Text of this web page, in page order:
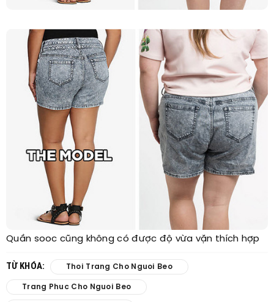
Quần sooc cũng không có được độ vừa vặn thích hợp
TỪ KHÓA: Thoi Trang Cho Nguoi Beo
Trang Phuc Cho Nguoi Beo